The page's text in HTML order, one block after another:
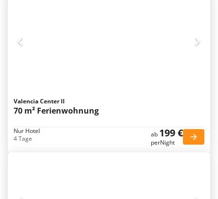
Valencia Center II
70 m² Ferienwohnung
Nur Hotel
4 Tage
ab 199 €
perNight